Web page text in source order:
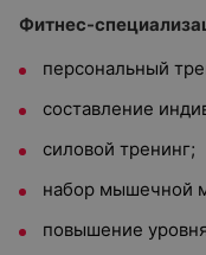
Фитнес-
персональный
составление
силовой тренинг;
набор мышечной
повышение